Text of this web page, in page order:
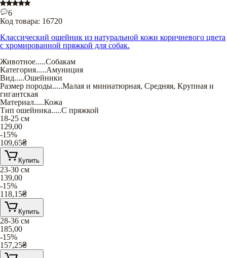
6
Код товара: 16720
Классический ошейник из натуральной кожи коричневого цвета
с хромированной пряжкой для собак.
Животное.....Собакам
Категория.....Амуниция
Вид.....Ошейники
Размер породы.....Малая и миниатюрная, Средняя, Крупная и
гигантская
Материал.....Кожа
Тип ошейника.....С пряжкой
18-25 см
129,00
-15%
109,65₴
Купить
23-30 см
139,00
-15%
118,15₴
Купить
28-36 см
185,00
-15%
157,25₴